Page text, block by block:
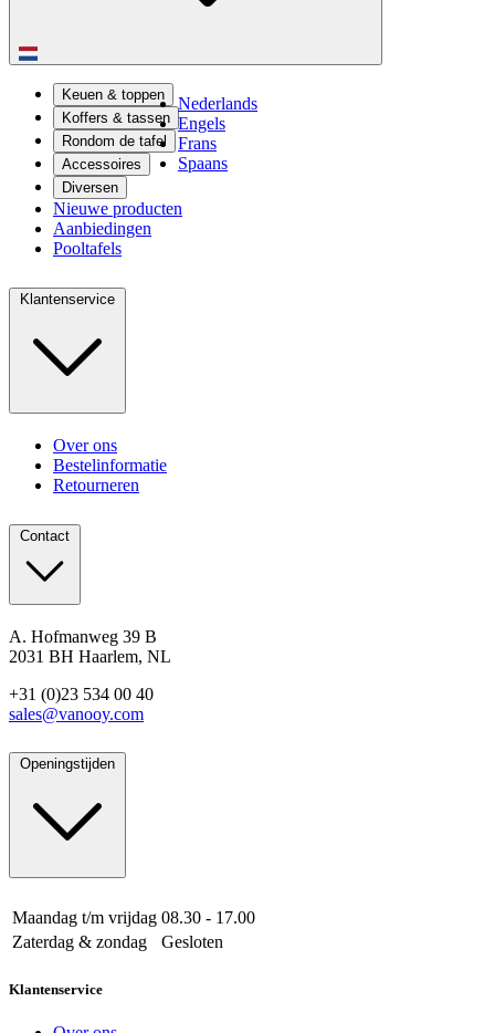
Nederlands
Engels
Frans
Spaans
Keuen & toppen
Koffers & tassen
Rondom de tafel
Accessoires
Diversen
Nieuwe producten
Aanbiedingen
Pooltafels
Klantenservice
Over ons
Bestelinformatie
Retourneren
Contact
A. Hofmanweg 39 B
2031 BH Haarlem, NL
+31 (0)23 534 00 40
sales@vanooy.com
Openingstijden
Maandag t/m vrijdag 08.30 - 17.00
Zaterdag & zondag
Gesloten
Klantenservice